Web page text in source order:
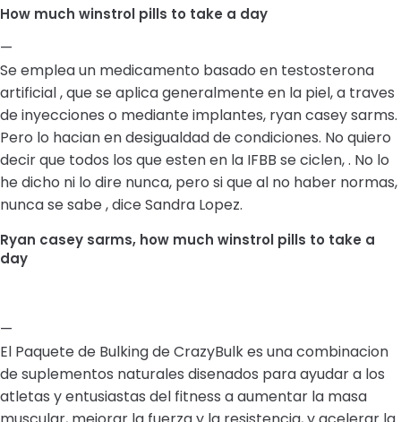
How much winstrol pills to take a day
—
Se emplea un medicamento basado en testosterona
artificial , que se aplica generalmente en la piel, a traves
de inyecciones o mediante implantes, ryan casey sarms.
Pero lo hacian en desigualdad de condiciones. No quiero
decir que todos los que esten en la IFBB se ciclen, . No lo
he dicho ni lo dire nunca, pero si que al no haber normas,
nunca se sabe , dice Sandra Lopez.
Ryan casey sarms, how much winstrol pills to take a
day
—
El Paquete de Bulking de CrazyBulk es una combinacion
de suplementos naturales disenados para ayudar a los
atletas y entusiastas del fitness a aumentar la masa